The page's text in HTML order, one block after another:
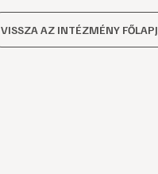
VISSZA AZ INTÉZMÉNY